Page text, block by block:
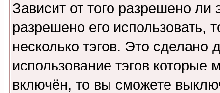
Зависит от того разрешено
разрешено его использовать,
несколько тэгов. Это сделано
использование тэгов
включён, то вы сможете